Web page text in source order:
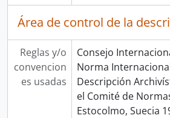
Área de control de la
Reglas y/o
convencion
es usadas
Consejo
Norma
Descripción
el Comité de
Estocolmo, Suecia